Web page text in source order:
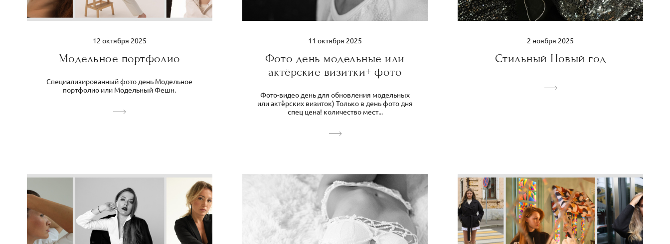
12 октября 2025
Модельное портфолио
Специализированный фото день Модельное
портфолио или Модельный Фешн.
11 октября 2025
Фото день модельные или
актёрские визитки+ фото
Фото-видео день для обновления модельных
или актёрских визиток) Только в день фото дня
спец цена! количество мест...
2 ноября 2025
Стильный Новый год